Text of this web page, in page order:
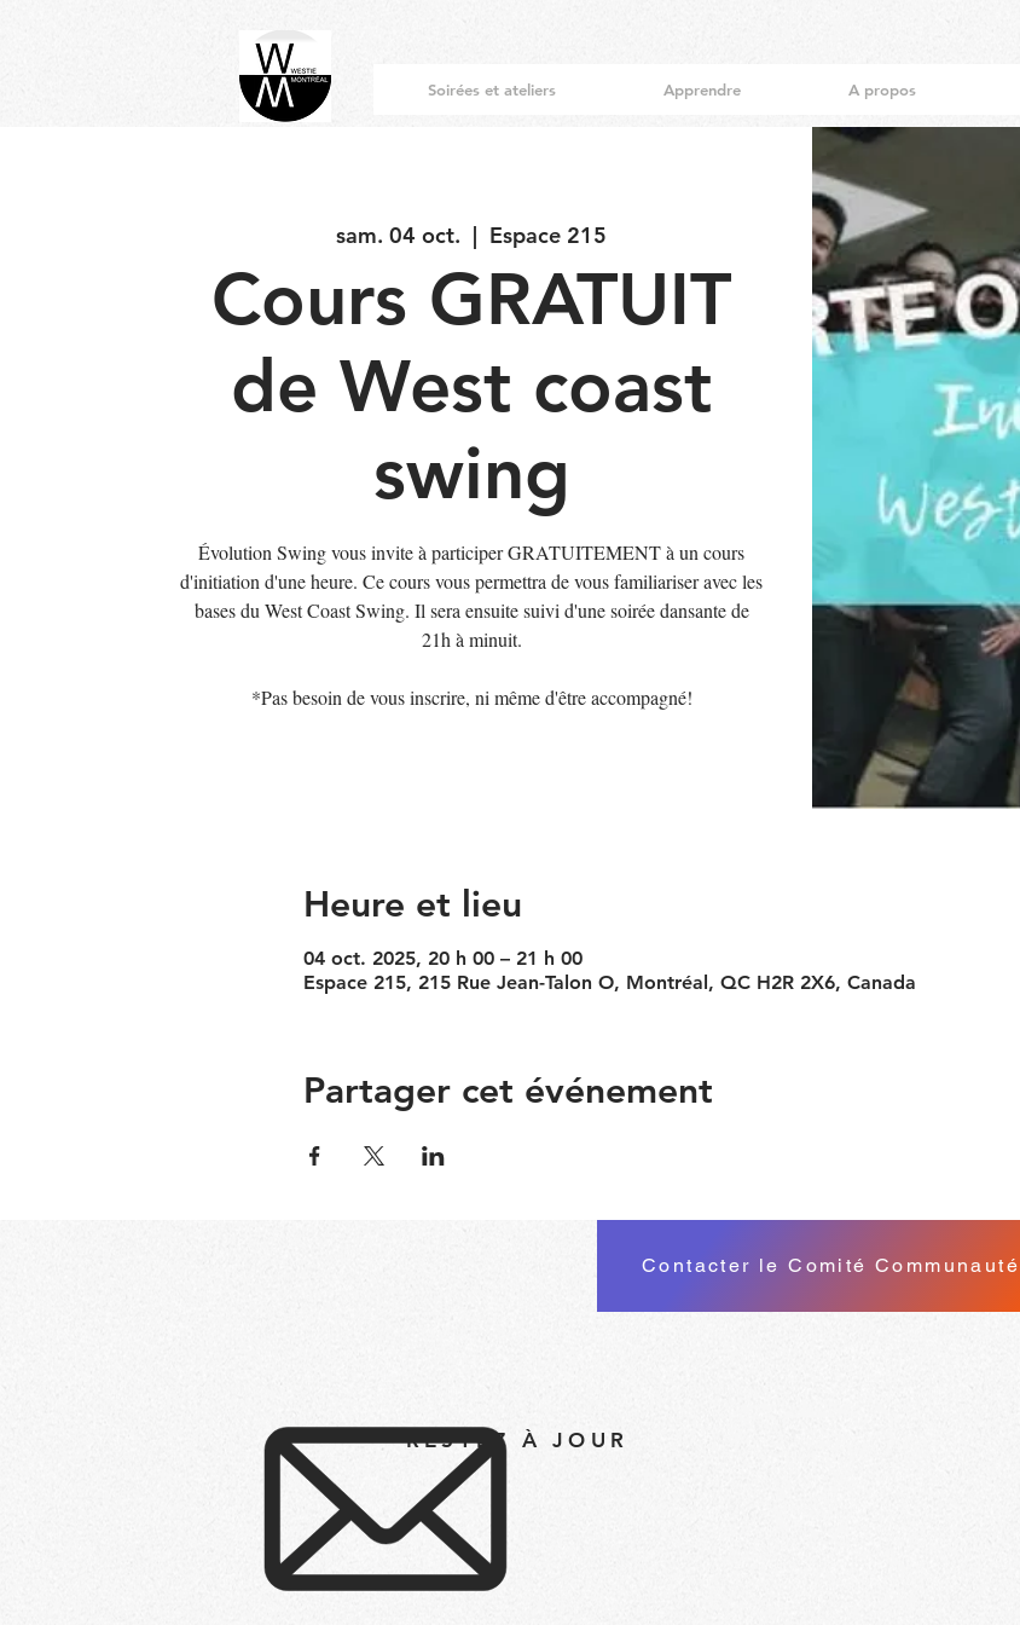
Soirées et ateliers Apprendre A propos
sam. 04 oct.
  |
Espace 215
Cours GRATUIT
de West coast
swing
Évolution Swing vous invite à participer GRATUITEMENT à un cours
d'initiation d'une heure. Ce cours vous permettra de vous familiariser avec les
bases du West Coast Swing. Il sera ensuite suivi d'une soirée dansante de
21h à minuit.
*Pas besoin de vous inscrire, ni même d'être accompagné!
Heure et lieu
04 oct. 2025, 20 h 00 – 21 h 00
Espace 215, 215 Rue Jean-Talon O, Montréal, QC H2R 2X6, Canada
Partager cet événement
Contacter le Comité Communauté
RESTEZ À JOUR